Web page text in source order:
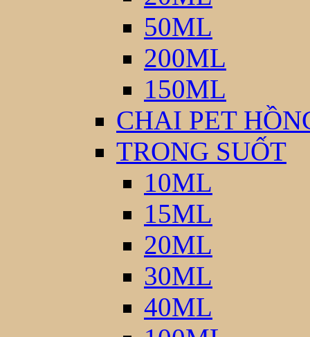
50ML
200ML
150ML
CHAI PET
TRONG SUỐT
10ML
15ML
20ML
30ML
40ML